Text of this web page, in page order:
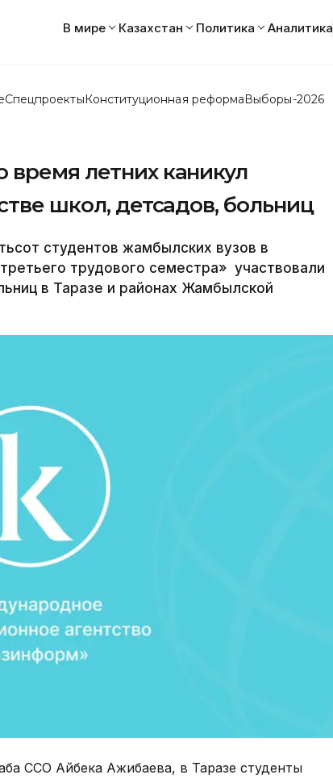
В мире Казахстан Политика Аналитика
СпецпроектыКонституционная реформаВыборы-2026
летних каникул
школ, детсадов, больниц
студентов жамбылских вузов в
трудового семестра» участвовали
в Таразе и районах Жамбылской
ССО Айбека Ажибаева, в Таразе студенты